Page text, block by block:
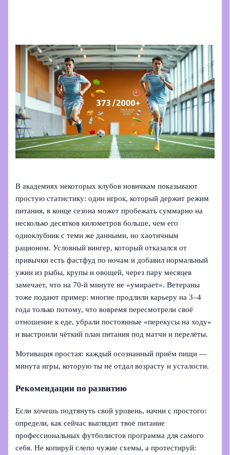
В академиях некоторых клубов новичкам показывают
простую статистику: один игрок, который держит режим
питания, в конце сезона может пробежать суммарно на
несколько десятков километров больше, чем его
одноклубник с теми же данными, но хаотичным
рационом. Условный вингер, который отказался от
привычки есть фастфуд по ночам и добавил нормальный
ужин из рыбы, крупы и овощей, через пару месяцев
замечает, что на 70‑й минуте не «умирает». Ветераны
тоже подают пример: многие продлили карьеру на 3–4
года только потому, что вовремя пересмотрели своё
отношение к еде, убрали постоянные «перекусы на ходу»
и выстроили чёткий план питания под матчи и перелёты.
Мотивация простая: каждый осознанный приём пищи —
минута игры, которую ты не отдал возрасту и усталости.
Рекомендации по развитию
Если хочешь подтянуть свой уровень, начни с простого:
определи, как сейчас выглядит твоё питание
профессиональных футболистов программа для самого
себя. Не копируй слепо чужие схемы, а протестируй: